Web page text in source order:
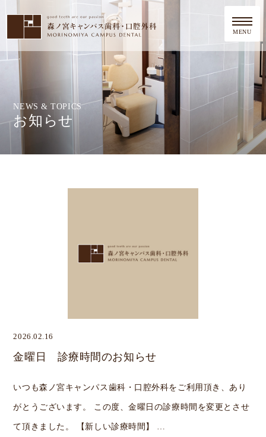
MENU
NEWS & TOPICS
お知らせ
2026.02.16
金曜日 診療時間のお知らせ
いつも森ノ宮キャンパス歯科・口腔外科をご利用頂き、あり
がとうございます。 この度、金曜日の診療時間を変更とさせ
て頂きました。 【新しい診療時間】 …